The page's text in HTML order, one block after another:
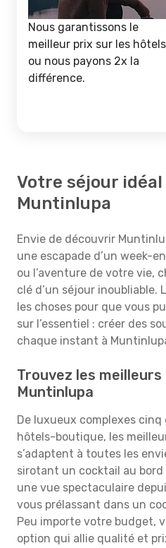
Nous garantissons le
meilleur prix sur les hôtels
ou nous payons 2x la
différence.
Votre séjour
Muntinlupa
Envie de découvrir
une escapade d’un week-
ou l’aventure de votre vie,
clé d’un séjour inoubliable.
les choses pour que vous
sur l’essentiel : créer des
chaque instant à
Trouvez les
Muntinlupa
De luxueux complexes
hôtels-boutique, les
s’adaptent à toutes les
sirotant un cocktail au
une vue spectaculaire
vous prélassant dans un
Peu importe votre budget,
option qui allie qualité et